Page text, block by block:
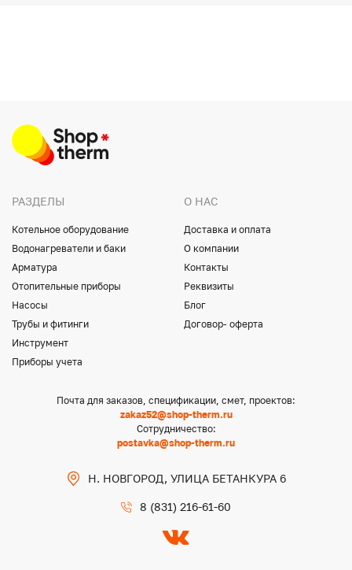
РАЗДЕЛЫ
Котельное оборудование
Водонагреватели и баки
Арматура
Отопительные приборы
Насосы
Трубы и фитинги
Инструмент
Приборы учета
О НАС
Доставка и оплата
О компании
Контакты
Реквизиты
Блог
Договор- оферта
Почта для заказов, спецификации, смет, проектов:
zakaz52@shop-therm.ru
Сотрудничество:
postavka@shop-therm.ru
Н. НОВГОРОД, УЛИЦА БЕТАНКУРА 6
8 (831) 216-61-60